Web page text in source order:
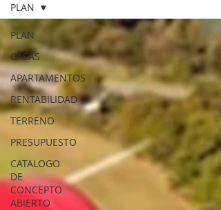
PLAN
CASAS
APARTAMENTOS
RENTABILIDAD
TERRENO
PRESUPUESTO
CATALOGO
DE
CONCEPTO
ABIERTO
PLAN